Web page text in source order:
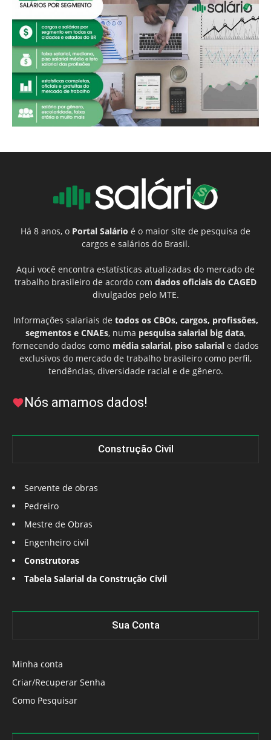
Há 8 anos, o Portal Salário é o maior site de pesquisa de
cargos e salários do Brasil.
Aqui você encontra estatísticas atualizadas do mercado de
trabalho brasileiro de acordo com dados oficiais do CAGED
divulgados pelo MTE.
Informações salariais de todos os CBOs, cargos, profissões,
segmentos e CNAEs, numa pesquisa salarial big data,
fornecendo dados como média salarial, piso salarial e dados
exclusivos do mercado de trabalho brasileiro como perfil,
tendências, diversidade racial e de gênero.
Nós amamos dados!
Construção Civil
Servente de obras
Pedreiro
Mestre de Obras
Engenheiro civil
Construtoras
Tabela Salarial da Construção Civil
Sua Conta
Minha conta
Criar/Recuperar Senha
Como Pesquisar